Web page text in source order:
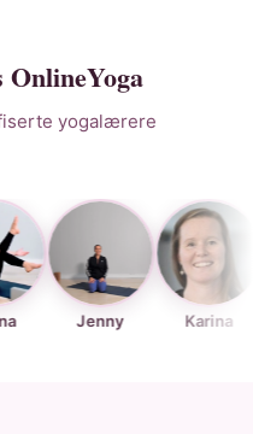
yogalærere
Jenny Karina